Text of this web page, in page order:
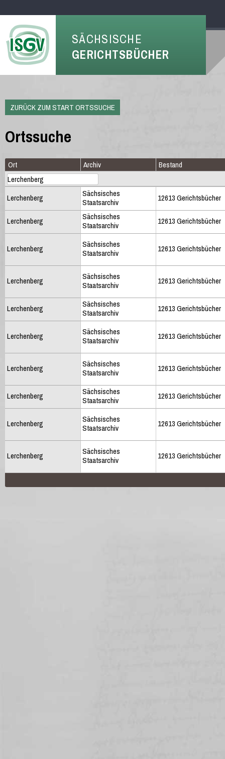
SÄCHSISCHE
GERICHTSBÜCHER
ZURÜCK ZUM START ORTSSUCHE
Ortssuche
Ort Archiv Bestand
Lerchenberg
Sächsisches
Staatsarchiv
12613 Gerichtsbücher
Lerchenberg
Sächsisches
Staatsarchiv
12613 Gerichtsbücher
Lerchenberg
Sächsisches
Staatsarchiv
12613 Gerichtsbücher
Lerchenberg
Sächsisches
Staatsarchiv
12613 Gerichtsbücher
Lerchenberg
Sächsisches
Staatsarchiv
12613 Gerichtsbücher
Lerchenberg
Sächsisches
Staatsarchiv
12613 Gerichtsbücher
Lerchenberg
Sächsisches
Staatsarchiv
12613 Gerichtsbücher
Lerchenberg
Sächsisches
Staatsarchiv
12613 Gerichtsbücher
Lerchenberg
Sächsisches
Staatsarchiv
12613 Gerichtsbücher
Lerchenberg
Sächsisches
Staatsarchiv
12613 Gerichtsbücher